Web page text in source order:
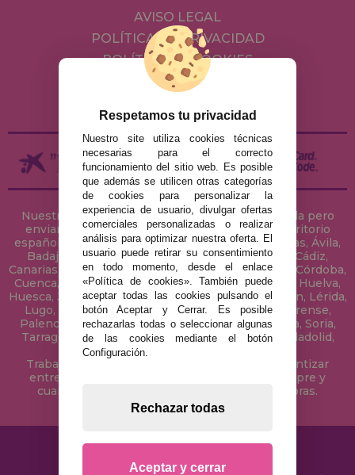
AVISO LEGAL
POLÍTICA DE PRIVACIDAD
POLÍTICA DE COOKIES
ENVÍOS Y DEVOLUCIONES
Nuestra tienda de puzzles está ubicada en Sevilla pero
enviamos tus puzzles a cualquier ciudad del territorio
español: Álava, Albacete, Alicante, Almería, Asturias, Ávila,
Badajoz, Baleares, Barcelona, Burgos, Cáceres, Cádiz,
Canarias, Cantabria, Castellón, Ceuta, Ciudad Real, Córdoba,
Cuenca, Gerona, Granada, Guadalajara, Guipúzcoa, Huelva,
Huesca, Jaén, La Coruña, La Rioja, Las Palmas, Leon, Lérida,
Lugo, Madrid, Málaga, Melilla, Murcia, Navarra, Orense,
Palencia, Pontevedra, Salamanca, Segovia, Sevilla, Soria,
Tarragona, Tenerife, Teruel, Toledo, Valencia, Valladolid,
Vizcaya, Zamora y Zaragoza.
Trabajamos con Stocks permanentes para garantizar
entregas rápidas en territorio peninsular, siempre y
cuando el pedido se realice antes de las 18 horas.
Respetamos tu privacidad
Nuestro site utiliza cookies técnicas
necesarias para el correcto
funcionamiento del sitio web. Es posible
que además se utilicen otras categorías
de cookies para personalizar la
experiencia de usuario, divulgar ofertas
comerciales personalizadas o realizar
análisis para optimizar nuestra oferta. El
usuario puede retirar su consentimiento
en todo momento, desde el enlace
«Política de cookies». También puede
aceptar todas las cookies pulsando el
botón Aceptar y Cerrar. Es posible
rechazarlas todas o seleccionar algunas
de las cookies mediante el botón
Configuración.
Rechazar todas
Aceptar y cerrar